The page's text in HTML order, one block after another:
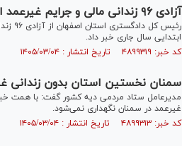
آزادی ۹۶ زندانی مالی و جرایم غیرعمد استان اصفهان در دو ماه ابتدایی سال
ابتدایی سال جاری خبر داد.
کد خبر: ۴۸۹۹۳۱۹ تاریخ انتشار : ۱۴۰۵/۰۳/۰۴
سمنان نخستین استان بدون زندانی
مدیرعامل ستاد مردمی دیه کشور گفت: با همت
غیرعمد در سمنان نگهداری نمی‌شود.
کد خبر: ۴۸۹۹۳۱۳ تاریخ انتشار : ۱۴۰۵/۰۳/۰۴